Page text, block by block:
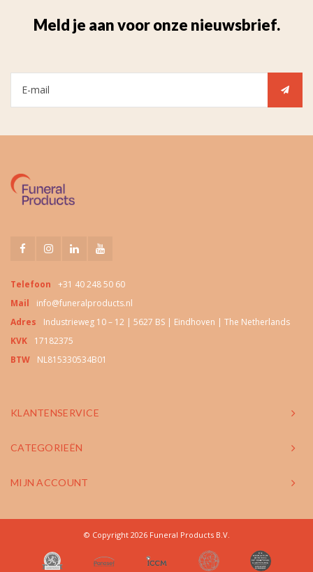
Meld je aan voor onze nieuwsbrief.
Telefoon
+31 40 248 50 60
Mail
info@funeralproducts.nl
Adres
Industrieweg 10 – 12 | 5627 BS | Eindhoven | The Netherlands
KVK
17182375
BTW
NL815330534B01
KLANTENSERVICE
CATEGORIEËN
MIJN ACCOUNT
© Copyright 2026 Funeral Products B.V.